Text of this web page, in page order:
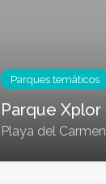
Parques temáticos
Parque Xplor
Playa del Carmen